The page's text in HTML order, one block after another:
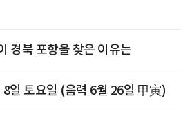
경북 포항을 찾은 이유는
일 토요일 (음력 6월 26일 甲寅)